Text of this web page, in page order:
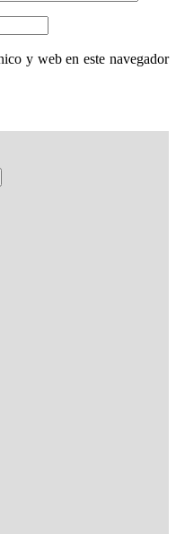
y web en este navegador